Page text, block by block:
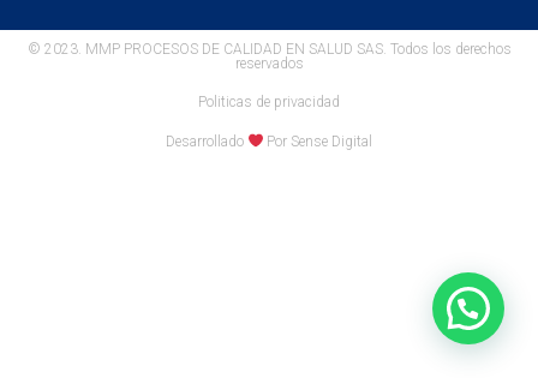
© 2023. MMP PROCESOS DE CALIDAD EN SALUD SAS. Todos los derechos
reservados
Politicas de privacidad
Desarrollado Por Sense Digital